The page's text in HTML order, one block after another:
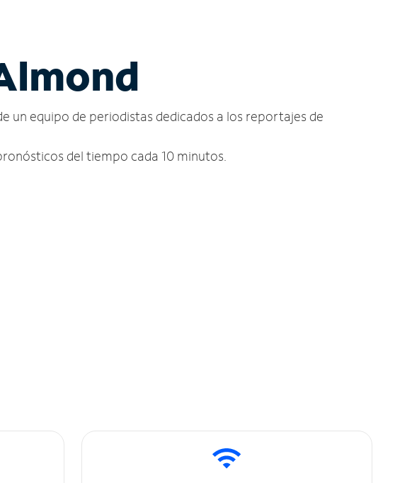
un equipo de periodistas dedicados a los reportajes de
del tiempo cada 10 minutos.